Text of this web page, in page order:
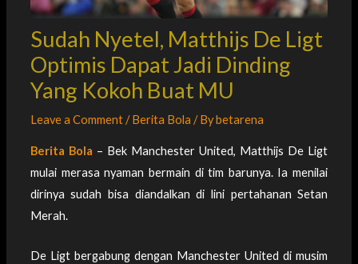
Sudah Nyetel, Matthijs De Ligt
Optimis Dapat Jadi Dinding
Yang Kokoh Buat MU
Leave a Comment/Berita Bola / Bybetarena
Berita Bola – Bek Manchester United, Matthijs De Ligt
mulai merasa nyaman bermain di tim barunya. Ia menilai
dirinya sudah bisa diandalkan di lini pertahanan Setan
Merah.
De Ligt bergabung dengan Manchester United di musim